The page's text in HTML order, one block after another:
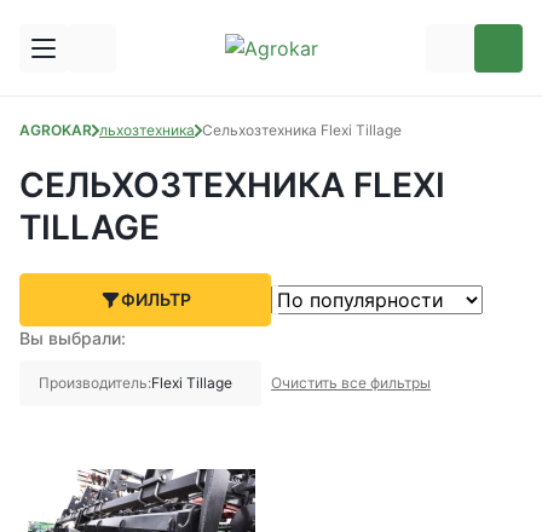
AGROKARСельхозтехника Сельхозтехника Flexi Tillage
СЕЛЬХОЗТЕХНИКА FLEXI
TILLAGE
ФИЛЬТР
Вы выбрали:
Производитель:Flexi Tillage Очистить все фильтры